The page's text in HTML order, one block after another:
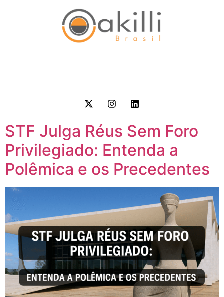
STF Julga Réus Sem Foro
Privilegiado: Entenda a
Polêmica e os Precedentes